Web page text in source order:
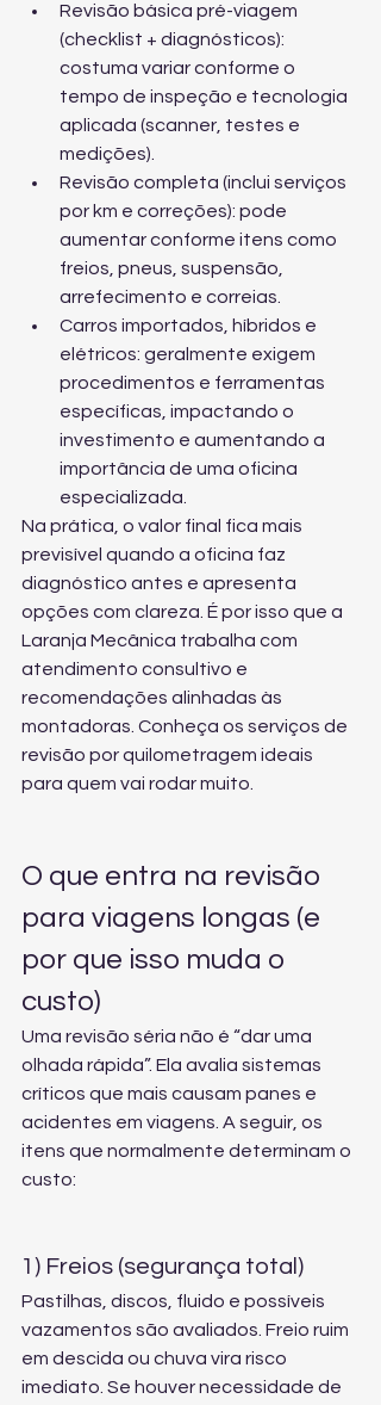
Revisão básica pré-viagem
(checklist + diagnósticos):
costuma variar conforme o
tempo de inspeção e tecnologia
aplicada (scanner, testes e
medições).
Revisão completa (inclui serviços
por km e correções): pode
aumentar conforme itens como
freios, pneus, suspensão,
arrefecimento e correias.
Carros importados, híbridos e
elétricos: geralmente exigem
procedimentos e ferramentas
específicas, impactando o
investimento e aumentando a
importância de uma oficina
especializada.
Na prática, o valor final fica mais
previsível quando a oficina faz
diagnóstico antes e apresenta
opções com clareza. É por isso que a
Laranja Mecânica trabalha com
atendimento consultivo e
recomendações alinhadas às
montadoras. Conheça os serviços de
revisão por quilometragem ideais
para quem vai rodar muito.
O que entra na revisão
para viagens longas (e
por que isso muda o
custo)
Uma revisão séria não é “dar uma
olhada rápida”. Ela avalia sistemas
críticos que mais causam panes e
acidentes em viagens. A seguir, os
itens que normalmente determinam o
custo:
1) Freios (segurança total)
Pastilhas, discos, fluido e possíveis
vazamentos são avaliados. Freio ruim
em descida ou chuva vira risco
imediato. Se houver necessidade de